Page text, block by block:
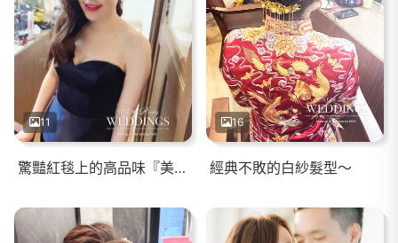
11
驚豔紅毯上的高品味『美女工程師』
16
經典不敗的白紗髮型～